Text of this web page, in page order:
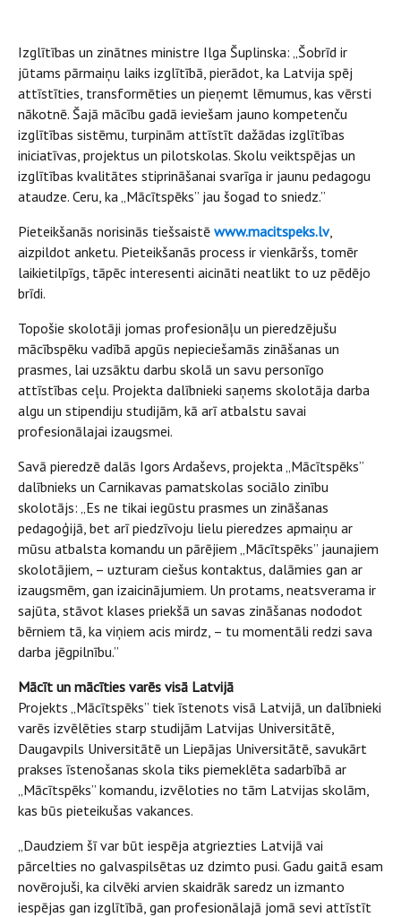
Izglītības un zinātnes ministre Ilga Šuplinska: „Šobrīd ir
jūtams pārmaiņu laiks izglītībā, pierādot, ka Latvija spēj
attīstīties, transformēties un pieņemt lēmumus, kas vērsti
nākotnē. Šajā mācību gadā ieviešam jauno kompetenču
izglītības sistēmu, turpinām attīstīt dažādas izglītības
iniciatīvas, projektus un pilotskolas. Skolu veiktspējas un
izglītības kvalitātes stiprināšanai svarīga ir jaunu pedagogu
ataudze. Ceru, ka „Mācītspēks” jau šogad to sniedz.”
Pieteikšanās norisinās tiešsaistē www.macitspeks.lv,
aizpildot anketu. Pieteikšanās process ir vienkāršs, tomēr
laikietilpīgs, tāpēc interesenti aicināti neatlikt to uz pēdējo
brīdi.
Topošie skolotāji jomas profesionāļu un pieredzējušu
mācībspēku vadībā apgūs nepieciešamās zināšanas un
prasmes, lai uzsāktu darbu skolā un savu personīgo
attīstības ceļu. Projekta dalībnieki saņems skolotāja darba
algu un stipendiju studijām, kā arī atbalstu savai
profesionālajai izaugsmei.
Savā pieredzē dalās Igors Ardaševs, projekta „Mācītspēks”
dalībnieks un Carnikavas pamatskolas sociālo zinību
skolotājs: „Es ne tikai iegūstu prasmes un zināšanas
pedagoģijā, bet arī piedzīvoju lielu pieredzes apmaiņu ar
mūsu atbalsta komandu un pārējiem „Mācītspēks” jaunajiem
skolotājiem, – uzturam ciešus kontaktus, dalāmies gan ar
izaugsmēm, gan izaicinājumiem. Un protams, neatsverama ir
sajūta, stāvot klases priekšā un savas zināšanas nododot
bērniem tā, ka viņiem acis mirdz, – tu momentāli redzi sava
darba jēgpilnību.”
Mācīt un mācīties varēs visā Latvijā
Projekts „Mācītspēks” tiek īstenots visā Latvijā, un dalībnieki
varēs izvēlēties starp studijām Latvijas Universitātē,
Daugavpils Universitātē un Liepājas Universitātē, savukārt
prakses īstenošanas skola tiks piemeklēta sadarbībā ar
„Mācītspēks” komandu, izvēloties no tām Latvijas skolām,
kas būs pieteikušas vakances.
„Daudziem šī var būt iespēja atgriezties Latvijā vai
pārcelties no galvaspilsētas uz dzimto pusi. Gadu gaitā esam
novērojuši, ka cilvēki arvien skaidrāk saredz un izmanto
iespējas gan izglītībā, gan profesionālajā jomā sevi attīstīt